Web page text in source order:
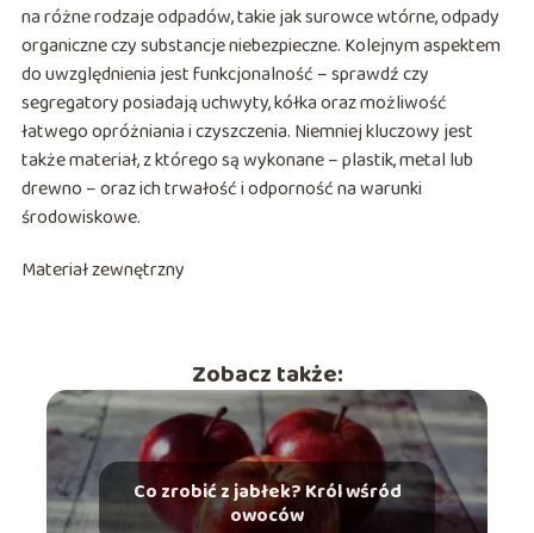
na różne rodzaje odpadów, takie jak surowce wtórne, odpady
organiczne czy substancje niebezpieczne. Kolejnym aspektem
do uwzględnienia jest funkcjonalność – sprawdź czy
segregatory posiadają uchwyty, kółka oraz możliwość
łatwego opróżniania i czyszczenia. Niemniej kluczowy jest
także materiał, z którego są wykonane – plastik, metal lub
drewno – oraz ich trwałość i odporność na warunki
środowiskowe.
Materiał zewnętrzny
Zobacz także:
Co zrobić z jabłek? Król wśród
owoców